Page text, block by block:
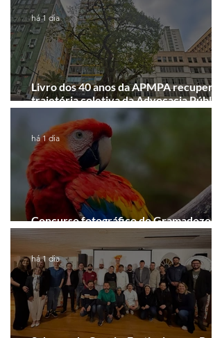
Livro dos 40 anos da APMPA recupera a
trajetória coletiva da Advocacia Pública
há 1 dia
Concurso fotográfico do Gramadozoo
entra na reta final de inscrições
há 1 dia
há 1 dia